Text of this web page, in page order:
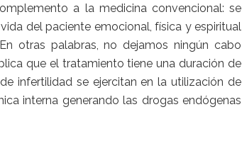
a la medicina convencional: se
del paciente emocional, física y espiritual
otras palabras, no dejamos ningún cabo
que el tratamiento tiene una duración de
infertilidad se ejercitan en la utilización de
interna generando las drogas endógenas